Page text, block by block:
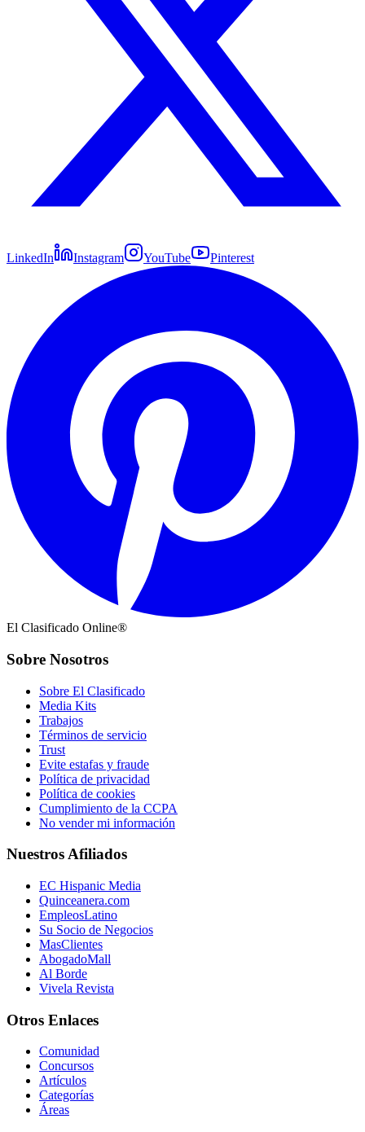
LinkedIn Instagram YouTube Pinterest
El Clasificado Online®
Sobre Nosotros
Sobre El Clasificado
Media Kits
Trabajos
Términos de servicio
Trust
Evite estafas y fraude
Política de privacidad
Política de cookies
Cumplimiento de la CCPA
No vender mi información
Nuestros Afiliados
EC Hispanic Media
Quinceanera.com
EmpleosLatino
Su Socio de Negocios
MasClientes
AbogadoMall
Al Borde
Vivela Revista
Otros Enlaces
Comunidad
Concursos
Artículos
Categorías
Áreas